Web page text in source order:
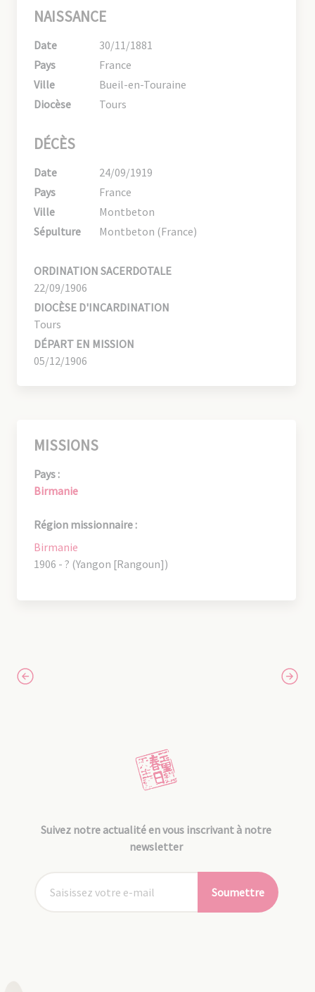
NAISSANCE
Date
30/11/1881
Pays
France
Ville
Bueil-en-Touraine
Diocèse
Tours
DÉCÈS
Date
24/09/1919
Pays
France
Ville
Montbeton
Sépulture
Montbeton (France)
ORDINATION SACERDOTALE
22/09/1906
DIOCÈSE D'INCARDINATION
Tours
DÉPART EN MISSION
05/12/1906
MISSIONS
Pays :
Birmanie
Région missionnaire :
Birmanie
1906 - ? (Yangon [Rangoun])
Suivez notre actualité en vous inscrivant à notre
newsletter
Soumettre